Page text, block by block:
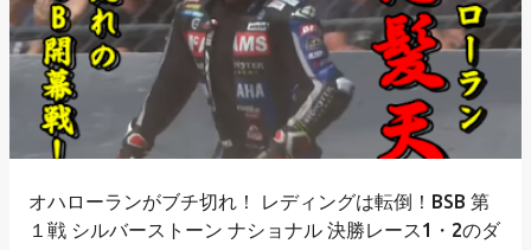
オハローランがブチ切れ！ レディングは転倒！BSB 第
１戦 シルバーストーン ナショナル 決勝レース1・2のダ